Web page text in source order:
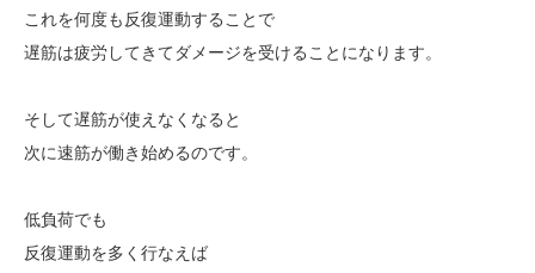
これを何度も反復運動することで
遅筋は疲労してきてダメージを受けることになります。
そして遅筋が使えなくなると
次に速筋が働き始めるのです。
低負荷でも
反復運動を多く行なえば